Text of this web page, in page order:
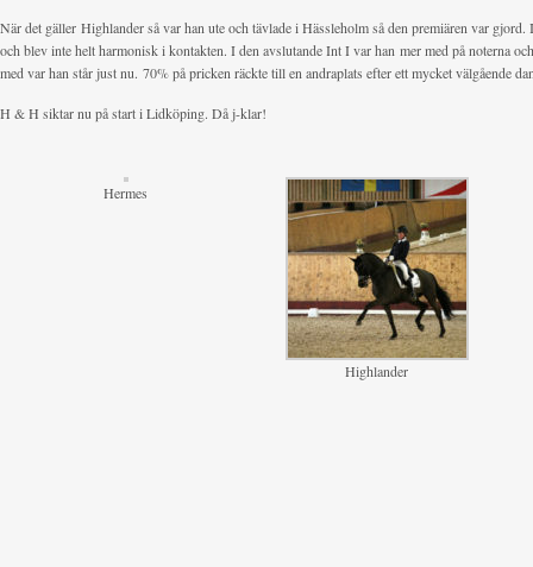
När det gäller Highlander så var han ute och tävlade i Hässleholm så den premiären var
och blev inte helt harmonisk i kontakten. I den avslutande Int I var han mer med på noterna
med var han står just nu. 70% på pricken räckte till en andraplats efter ett mycket välgående
H & H siktar nu på start i Lidköping. Då j-klar!
Hermes
Highlander